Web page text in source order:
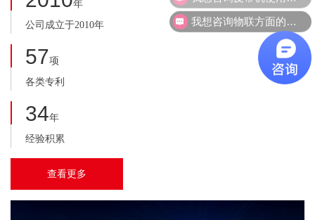
响应时间：对于客户的产品使用问题和故障，泰斯特公司会在接到
反馈后2小时内响应。
年
公司成立于2010年
57项
各类专利
34年
经验积累
查看更多
我想咨询物联方面的产品。